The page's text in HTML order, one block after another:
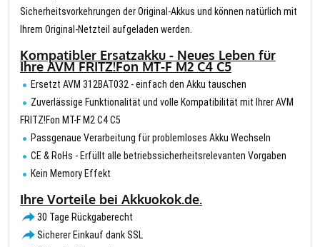
Sicherheitsvorkehrungen der Original-Akkus und können natürlich mit
Ihrem Original-Netzteil aufgeladen werden.
Kompatibler Ersatzakku - Neues Leben für
Ihre AVM FRITZ!Fon MT-F M2 C4 C5
Ersetzt AVM 312BAT032 - einfach den Akku tauschen
Zuverlässige Funktionalität und volle Kompatibilität mit Ihrer AVM
FRITZ!Fon MT-F M2 C4 C5
Passgenaue Verarbeitung für problemloses Akku Wechseln
CE & RoHs - Erfüllt alle betriebssicherheitsrelevanten Vorgaben
Kein Memory Effekt
Ihre Vorteile bei Akkuokok.de.
30 Tage Rückgaberecht
Sicherer Einkauf dank SSL